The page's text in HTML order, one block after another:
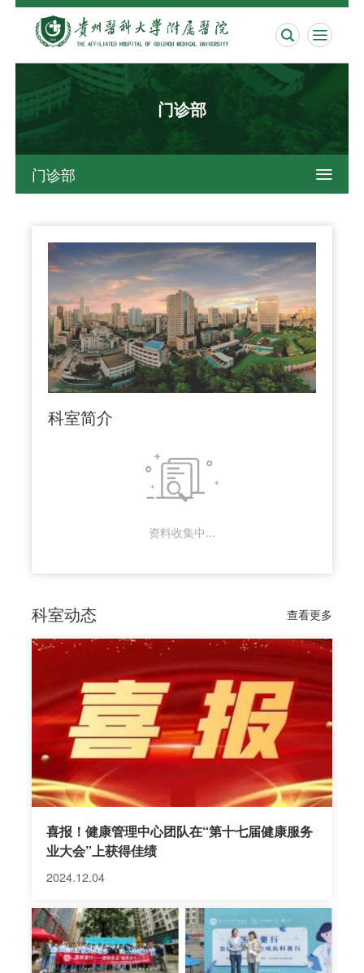
 
门诊部
门诊部 
科室简介

资料收集中...
科室动态 查看更多
喜报！健康管理中心团队在“第十七届健康服务
业大会”上获得佳绩
2024.12.04